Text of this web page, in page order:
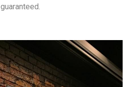
guaranteed.